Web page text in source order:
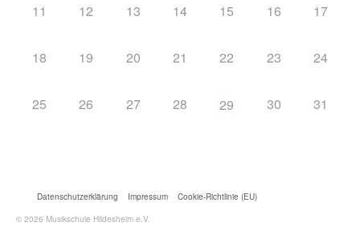
11 12 13 14 15 16 17
18 19 20 21 22 23 24
25 26 27 28 29 30 31
Datenschutzerklärung Impressum
Cookie-Richtlinie (EU)
© 2026 Musikschule Hildesheim e.V.